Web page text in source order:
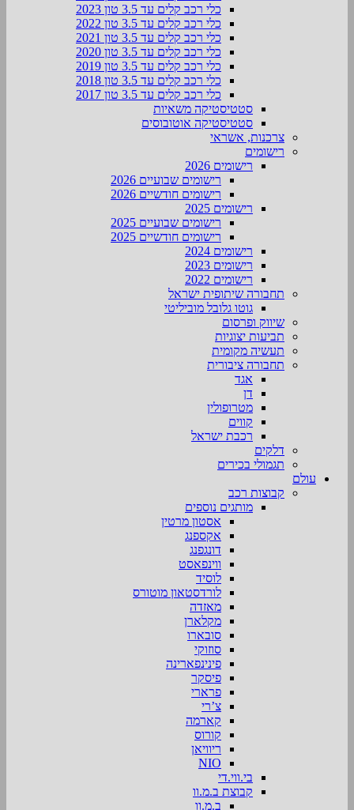
כלי רכב קלים עד 3.5 טון 2023
כלי רכב קלים עד 3.5 טון 2022
כלי רכב קלים עד 3.5 טון 2021
כלי רכב קלים עד 3.5 טון 2020
כלי רכב קלים עד 3.5 טון 2019
כלי רכב קלים עד 3.5 טון 2018
כלי רכב קלים עד 3.5 טון 2017
סטטיסטיקה משאיות
סטטיסטיקה אוטובוסים
צרכנות, אשראי
רישומים
רישומים 2026
רישומים שבועיים 2026
רישומים חודשיים 2026
רישומים 2025
רישומים שבועיים 2025
רישומים חודשיים 2025
רישומים 2024
רישומים 2023
רישומים 2022
תחבורה שיתופית ישראל
גוטו גלובל מוביליטי
שיווק ופרסום
תביעות יצוגיות
תעשיה מקומית
תחבורה ציבורית
אגד
דן
מטרופולין
קווים
רכבת ישראל
דלקים
תגמולי בכירים
עולם
קבוצות רכב
מותגים נוספים
אסטון מרטין
אקספנג
דונגפנג
ווינפאסט
לוסיד
לורדסטאון מוטורס
מאזדה
מקלארן
סובארו
סוזוקי
פינינפארינה
פיסקר
פרארי
צ’רי
קארמה
קורוס
ריוויאן
NIO
בי.ווי.די
קבוצת ב.מ.וו
ב.מ.וו